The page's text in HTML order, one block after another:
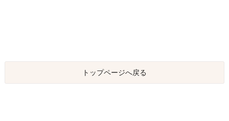
トップページへ戻る